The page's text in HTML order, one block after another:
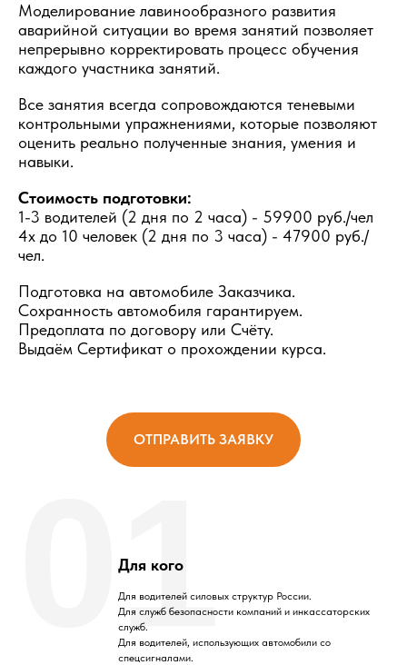
Моделирование лавинообразного развития
аварийной ситуации во время занятий позволяет
непрерывно корректировать процесс обучения
каждого участника занятий.
Все занятия всегда сопровождаются теневыми
контрольными упражнениями, которые позволяют
оценить реально полученные знания, умения и
навыки.
Стоимость подготовки:
1-3 водителей (2 дня по 2 часа) - 59900 руб./чел
4х до 10 человек (2 дня по 3 часа) - 47900 руб./
чел.
Подготовка на автомобиле Заказчика.
Сохранность автомобиля гарантируем.
Предоплата по договору или Счёту.
Выдаём Сертификат о прохождении курса.
ОТПРАВИТЬ ЗАЯВКУ
Для кого
Для водителей силовых структур России.
Для служб безопасности компаний и инкассаторских
служб.
Для водителей, использующих автомобили со
спецсигналами.
01